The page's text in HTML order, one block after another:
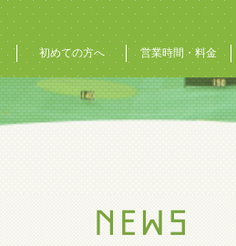
初めての方へ 営業時間・料金